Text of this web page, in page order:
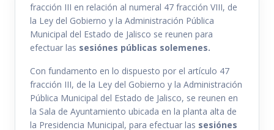
fracción III en relación al numeral 47 fracción VIII, de
la Ley del Gobierno y la Administración Pública
Municipal del Estado de Jalisco se reunen para
efectuar las sesiónes públicas solemenes.
Con fundamento en lo dispuesto por el artículo 47
fracción III, de la Ley del Gobierno y la Administración
Pública Municipal del Estado de Jalisco, se reunen en
la Sala de Ayuntamiento ubicada en la planta alta de
la Presidencia Municipal, para efectuar las sesiónes